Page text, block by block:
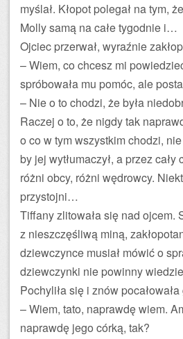
myślał. Kłopot polegał na tym,
Molly samą na całe tygodnie i…
Ojciec przerwał, wyraźnie
– Wiem, co chcesz mi
spróbowała mu pomóc, ale
– Nie o to chodzi, że była
Raczej o to, że nigdy tak
o co w tym wszystkim chodzi,
by jej wytłumaczył, a przez
różni obcy, różni wędrowcy.
przystojni…
Tiffany zlitowała się nad ojcem.
z nieszczęśliwą miną,
dziewczynce musiał mówić o
dziewczynki nie powinny
Pochyliła się i znów
– Wiem, tato, naprawdę wiem.
naprawdę jego córką, tak?